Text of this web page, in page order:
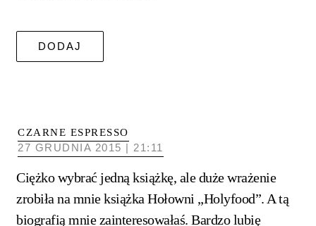
CZARNE ESPRESSO
27 GRUDNIA 2015 | 21:11
Ciężko wybrać jedną książkę, ale duże wrażenie
zrobiła na mnie książka Hołowni „Holyfood”. A tą
biografią mnie zainteresowałaś. Bardzo lubię